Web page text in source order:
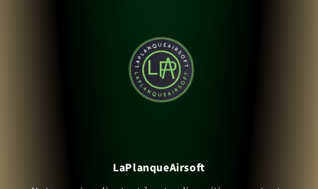
LaPlanqueAirsoft